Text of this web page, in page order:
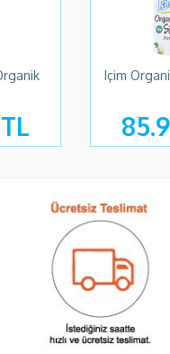
Içim Organik Uht Süt
85.90 TL